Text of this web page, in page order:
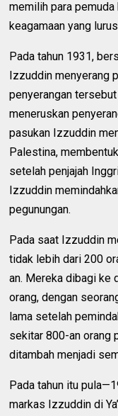
memilih para
keagamaan yang
Pada tahun 1931,
Izzuddin menyerang
penyerangan
meneruskan
pasukan Izzuddin
Palestina,
setelah penjajah
Izzuddin
pegunungan.
Pada saat Izzuddin
tidak lebih dari 200
an. Mereka dibagi ke
orang, dengan
lama setelah
sekitar 800-an orang
ditambah menjadi
Pada tahun itu
markas Izzuddin di